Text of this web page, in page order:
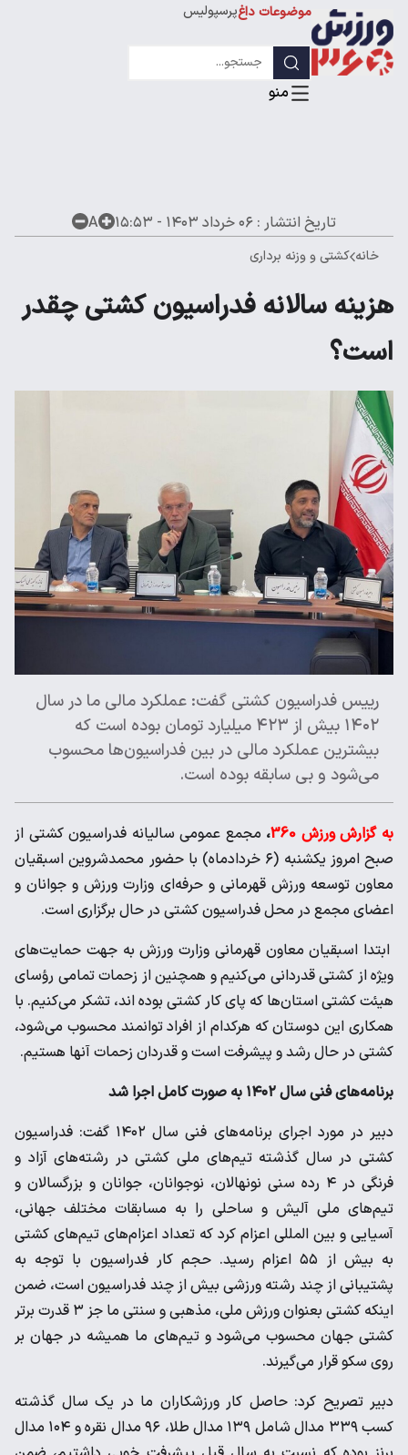
موضوعات داغپرسپولیس
لیگ قهرمانان
تاریخ انتشار : ۰۶ خرداد ۱۴۰۳ - ۱۵:۵۳ A
خانه کشتی و وزنه برداری
هزینه سالانه فدراسیون کشتی چقدر
است؟
رییس فدراسیون کشتی گفت: عملکرد مالی ما در سال
۱۴۰۲ بیش از ۴۲۳ میلیارد تومان بوده است که
بیشترین عملکرد مالی در بین فدراسیون‌ها محسوب
می‌شود و بی سابقه بوده است.
به گزارش ورزش 360 ، مجمع عمومی سالیانه فدراسیون کشتی از
صبح امروز یکشنبه (۶ خردادماه) با حضور محمدشروین اسبقیان
معاون توسعه ورزش قهرمانی و حرفه‌ای وزارت ورزش و جوانان و
اعضای مجمع در محل فدراسیون کشتی در حال برگزاری است.
ابتدا اسبقیان معاون قهرمانی وزارت ورزش به جهت حمایت‌های
ویژه از کشتی قدردانی می‌کنیم و همچنین از زحمات تمامی رؤسای
هیئت کشتی استان‌ها که پای کار کشتی بوده اند، تشکر می‌کنیم. با
همکاری این دوستان که هرکدام از افراد توانمند محسوب می‌شود،
کشتی در حال رشد و پیشرفت است و قدردان زحمات آنها هستیم.
برنامه‌های فنی سال ۱۴۰۲ به صورت کامل اجرا شد
دبیر در مورد اجرای برنامه‌های فنی سال ۱۴۰۲ گفت: فدراسیون
کشتی در سال گذشته تیم‌های ملی کشتی در رشته‌های آزاد و
فرنگی در ۴ رده سنی نونهالان، نوجوانان، جوانان و بزرگسالان و
تیم‌های ملی آلیش و ساحلی را به مسابقات مختلف جهانی،
آسیایی و بین المللی اعزام کرد که تعداد اعزام‌های تیم‌های کشتی
به بیش از ۵۵ اعزام رسید. حجم کار فدراسیون با توجه به
پشتیبانی از چند رشته ورزشی بیش از چند فدراسیون است، ضمن
اینکه کشتی بعنوان ورزش ملی، مذهبی و سنتی ما جز ۳ قدرت برتر
کشتی جهان محسوب می‌شود و تیم‌های ما همیشه در جهان بر
روی سکو قرار می‌گیرند.
دبیر تصریح کرد: حاصل کار ورزشکاران ما در یک سال گذشته
کسب ۳۳۹ مدال شامل ۱۳۹ مدال طلا، ۹۶ مدال نقره و ۱۰۴ مدال